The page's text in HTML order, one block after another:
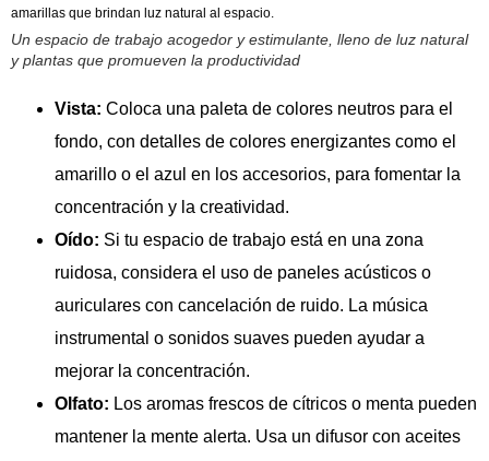
Un espacio de trabajo acogedor y estimulante, lleno de luz natural
y plantas que promueven la productividad
Vista: Coloca una paleta de colores neutros para el
fondo, con detalles de colores energizantes como el
amarillo o el azul en los accesorios, para fomentar la
concentración y la creatividad.
Oído: Si tu espacio de trabajo está en una zona
ruidosa, considera el uso de paneles acústicos o
auriculares con cancelación de ruido. La música
instrumental o sonidos suaves pueden ayudar a
mejorar la concentración.
Olfato: Los aromas frescos de cítricos o menta pueden
mantener la mente alerta. Usa un difusor con aceites